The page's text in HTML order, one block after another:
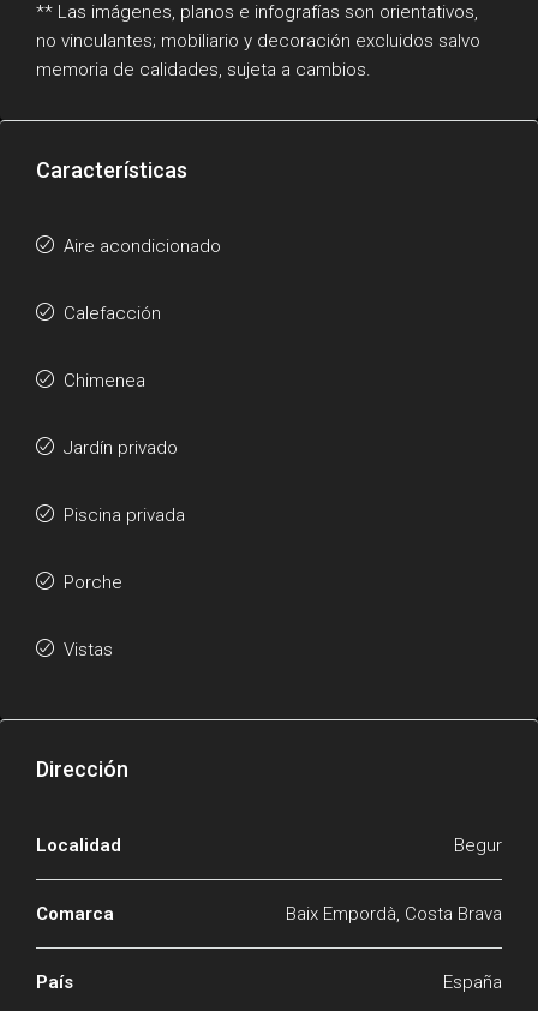
** Las imágenes, planos e infografías son orientativos,
no vinculantes; mobiliario y decoración excluidos salvo
memoria de calidades, sujeta a cambios.
Características
Aire acondicionado
Calefacción
Chimenea
Jardín privado
Piscina privada
Porche
Vistas
Dirección
Localidad Begur
Comarca Baix Empordà, Costa Brava
País España